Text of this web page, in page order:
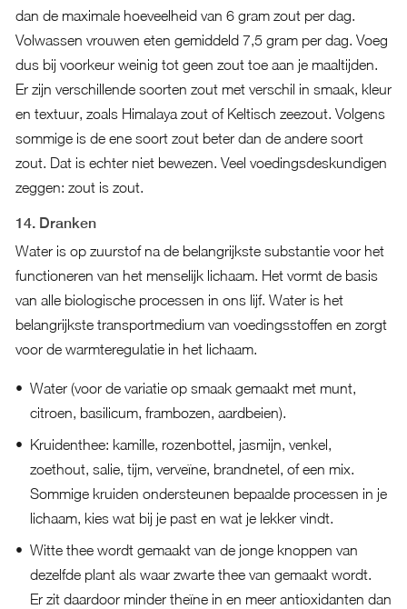
dan de maximale hoeveelheid van 6 gram zout per dag.
Volwassen vrouwen eten gemiddeld 7,5 gram per dag. Voeg
dus bij voorkeur weinig tot geen zout toe aan je maaltijden.
Er zijn verschillende soorten zout met verschil in smaak, kleur
en textuur, zoals Himalaya zout of Keltisch zeezout. Volgens
sommige is de ene soort zout beter dan de andere soort
zout. Dat is echter niet bewezen. Veel voedingsdeskundigen
zeggen: zout is zout.
14. Dranken
Water is op zuurstof na de belangrijkste substantie voor het
functioneren van het menselijk lichaam. Het vormt de basis
van alle biologische processen in ons lijf. Water is het
belangrijkste transportmedium van voedingsstoffen en zorgt
voor de warmteregulatie in het lichaam.
Water (voor de variatie op smaak gemaakt met munt,
citroen, basilicum, frambozen, aardbeien).
Kruidenthee: kamille, rozenbottel, jasmijn, venkel,
zoethout, salie, tijm, verveïne, brandnetel, of een mix.
Sommige kruiden ondersteunen bepaalde processen in je
lichaam, kies wat bij je past en wat je lekker vindt.
Witte thee wordt gemaakt van de jonge knoppen van
dezelfde plant als waar zwarte thee van gemaakt wordt.
Er zit daardoor minder theïne in en meer antioxidanten dan